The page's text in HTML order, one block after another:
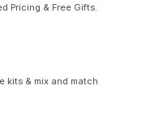
Pricing & Free Gifts.
kits & mix and match